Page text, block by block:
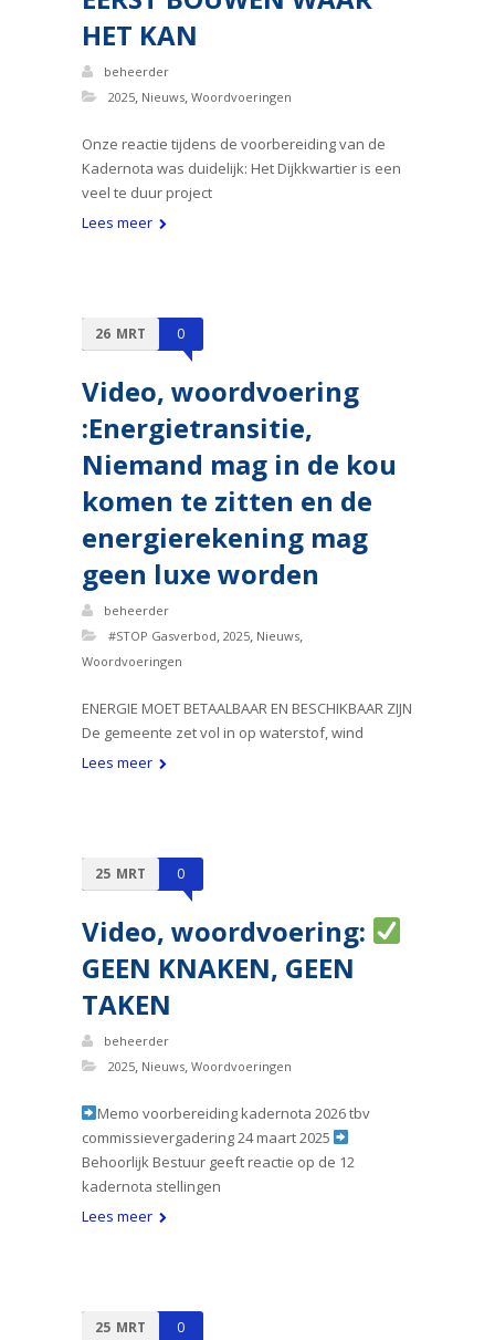
HET KAN
beheerder
2025, Nieuws, Woordvoeringen
Onze reactie tijdens de voorbereiding van de
Kadernota was duidelijk: Het Dijkkwartier is een
veel te duur project
Lees meer
26 MRT 0
Video, woordvoering
:Energietransitie,
Niemand mag in de kou
komen te zitten en de
energierekening mag
geen luxe worden
beheerder
#STOP Gasverbod, 2025, Nieuws,
Woordvoeringen
ENERGIE MOET BETAALBAAR EN BESCHIKBAAR ZIJN
De gemeente zet vol in op waterstof, wind
Lees meer
25 MRT 0
Video, woordvoering:
GEEN KNAKEN, GEEN
TAKEN
beheerder
2025, Nieuws, Woordvoeringen
Memo voorbereiding kadernota 2026 tbv
commissievergadering 24 maart 2025
Behoorlijk Bestuur geeft reactie op de 12
kadernota stellingen
Lees meer
25 MRT 0